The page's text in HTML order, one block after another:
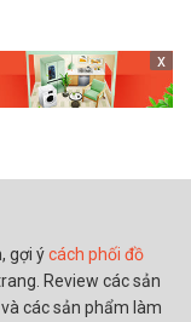
x
gợi ýcách phối đồ
Review các sản
và các sản phẩm làm